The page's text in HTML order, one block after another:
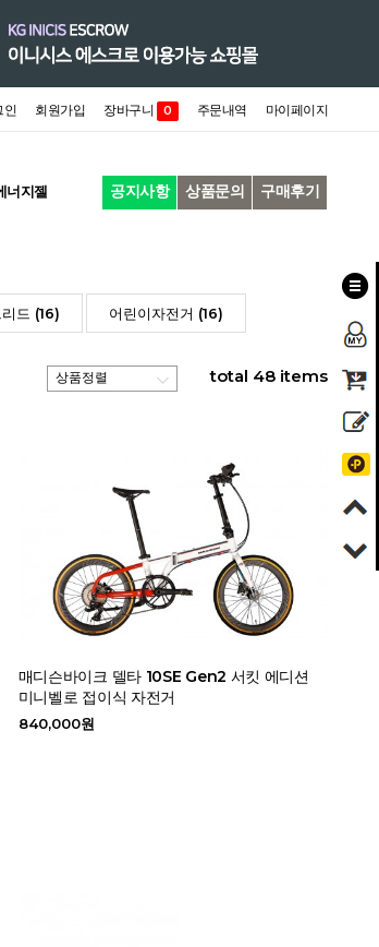
인 회원가입 장바구니 0 주문내역 마이페이지
너지젤 공지사항 상품문의 구매후기
드 (16) 어린이자전거 (16)
total 48 items
매디슨바이크 델타 10SE Gen2 서킷 에디션
미니벨로 접이식 자전거
840,000원